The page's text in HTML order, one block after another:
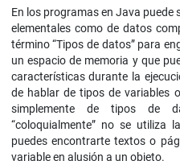
En los programas en Java puede
elementales como de datos
término “Tipos de datos” para
un espacio de memoria y que
características durante la
de hablar de tipos de variables
simplemente de tipos de
“coloquialmente” no se utiliza
puedes encontrarte textos o
variable en alusión a un objeto.